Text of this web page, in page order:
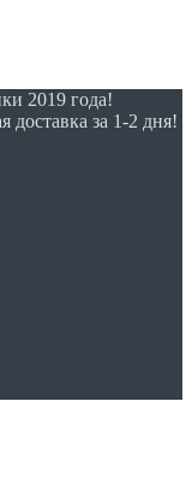
2019 года!
доставка за 1-2 дня!